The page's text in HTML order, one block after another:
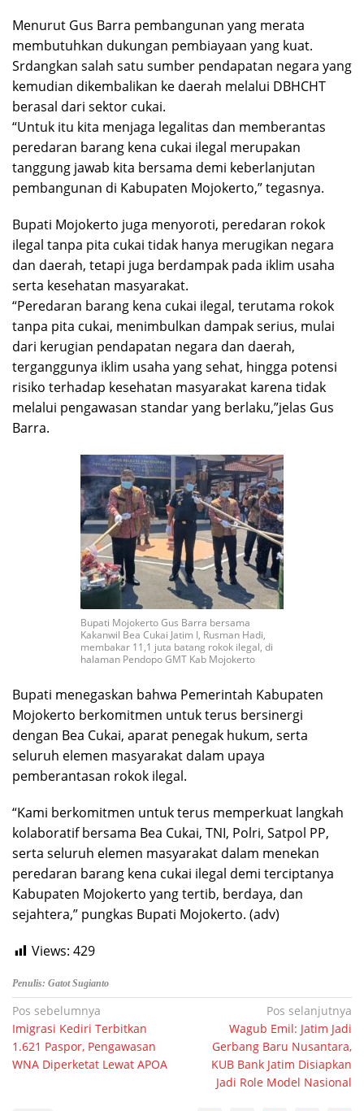
Menurut Gus Barra pembangunan yang merata
membutuhkan dukungan pembiayaan yang kuat.
Srdangkan salah satu sumber pendapatan negara yang
kemudian dikembalikan ke daerah melalui DBHCHT
berasal dari sektor cukai.
“Untuk itu kita menjaga legalitas dan memberantas
peredaran barang kena cukai ilegal merupakan
tanggung jawab kita bersama demi keberlanjutan
pembangunan di Kabupaten Mojokerto,” tegasnya.
Bupati Mojokerto juga menyoroti, peredaran rokok
ilegal tanpa pita cukai tidak hanya merugikan negara
dan daerah, tetapi juga berdampak pada iklim usaha
serta kesehatan masyarakat.
“Peredaran barang kena cukai ilegal, terutama rokok
tanpa pita cukai, menimbulkan dampak serius, mulai
dari kerugian pendapatan negara dan daerah,
terganggunya iklim usaha yang sehat, hingga potensi
risiko terhadap kesehatan masyarakat karena tidak
melalui pengawasan standar yang berlaku,”jelas Gus
Barra.
Bupati Mojokerto Gus Barra bersama
Kakanwil Bea Cukai Jatim I, Rusman Hadi,
membakar 11,1 juta batang rokok ilegal, di
halaman Pendopo GMT Kab Mojokerto
Bupati menegaskan bahwa Pemerintah Kabupaten
Mojokerto berkomitmen untuk terus bersinergi
dengan Bea Cukai, aparat penegak hukum, serta
seluruh elemen masyarakat dalam upaya
pemberantasan rokok ilegal.
“Kami berkomitmen untuk terus memperkuat langkah
kolaboratif bersama Bea Cukai, TNI, Polri, Satpol PP,
serta seluruh elemen masyarakat dalam menekan
peredaran barang kena cukai ilegal demi terciptanya
Kabupaten Mojokerto yang tertib, berdaya, dan
sejahtera,” pungkas Bupati Mojokerto. (adv)
Views: 429
Penulis: Gatot Sugianto
Navigasi
pos
Pos sebelumnya
Imigrasi Kediri Terbitkan
1.621 Paspor, Pengawasan
WNA Diperketat Lewat APOA
Pos selanjutnya
Wagub Emil: Jatim Jadi
Gerbang Baru Nusantara,
KUB Bank Jatim Disiapkan
Jadi Role Model Nasional